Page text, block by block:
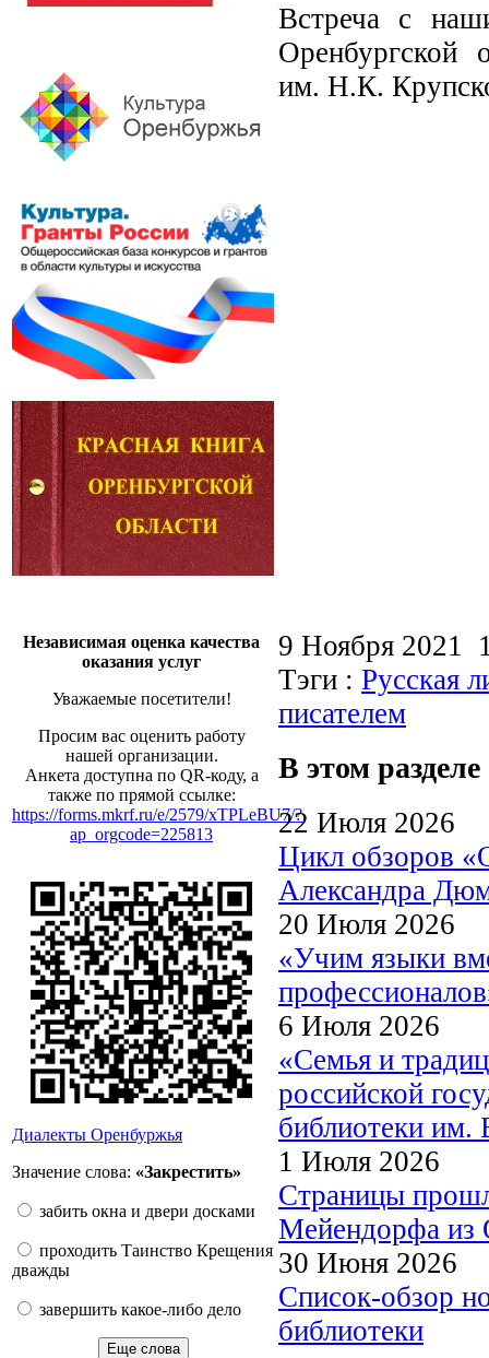
Независимая оценка качества
оказания услуг
Уважаемые посетители!
Просим вас оценить работу
нашей организации.
Анкета доступна по QR-коду, а
также по прямой ссылке:
https://forms.mkrf.ru/e/2579/xTPLeBU7/?
ap_orgcode=225813
Диалекты Оренбуржья
Значение слова: «Закрестить»
забить окна и двери досками
проходить Таинство Крещения
дважды
завершить какое-либо дело
Еще слова
Встреча с
Оренбургской
им. Н.К.
9 Ноября 2021
Тэги : Русская
писателем
В этом разделе
22 Июля 2026
Цикл обзоров
Александра
20 Июля 2026
«Учим языки
6 Июля 2026
«Семья и
российской
библиотеки им.
1 Июля 2026
Страницы
Мейендорфа из
30 Июня 2026
Список-обзор
библиотеки